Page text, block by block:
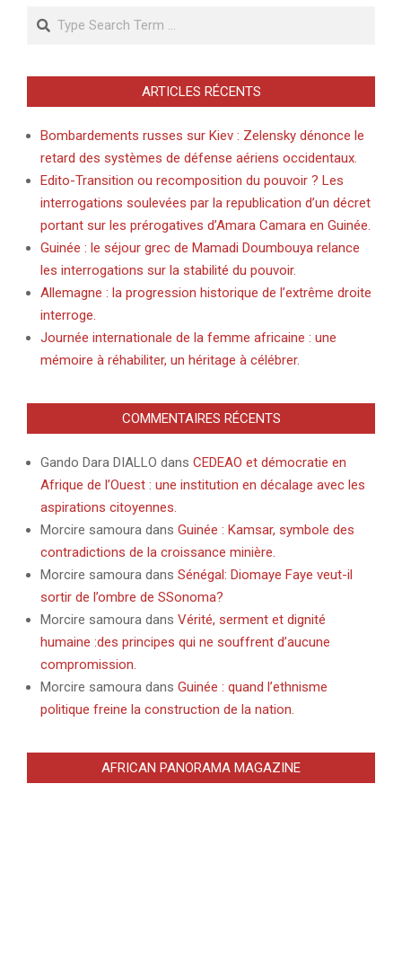
Search
ARTICLES RÉCENTS
Bombardements russes sur Kiev : Zelensky dénonce le
retard des systèmes de défense aériens occidentaux.
Edito-Transition ou recomposition du pouvoir ? Les
interrogations soulevées par la republication d’un décret
portant sur les prérogatives d’Amara Camara en Guinée.
Guinée : le séjour grec de Mamadi Doumbouya relance
les interrogations sur la stabilité du pouvoir.
Allemagne : la progression historique de l’extrême droite
interroge.
Journée internationale de la femme africaine : une
mémoire à réhabiliter, un héritage à célébrer.
COMMENTAIRES RÉCENTS
Gando Dara DIALLO dans CEDEAO et démocratie en
Afrique de l’Ouest : une institution en décalage avec les
aspirations citoyennes.
Morcire samoura dans Guinée : Kamsar, symbole des
contradictions de la croissance minière.
Morcire samoura dans Sénégal: Diomaye Faye veut-il
sortir de l’ombre de SSonoma?
Morcire samoura dans Vérité, serment et dignité
humaine :des principes qui ne souffrent d’aucune
compromission.
Morcire samoura dans Guinée : quand l’ethnisme
politique freine la construction de la nation.
AFRICAN PANORAMA MAGAZINE